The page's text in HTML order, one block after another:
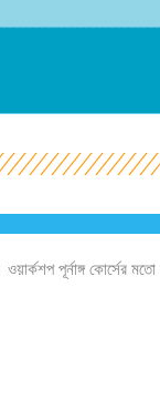
পূর্নাঙ্গ কোর্সের